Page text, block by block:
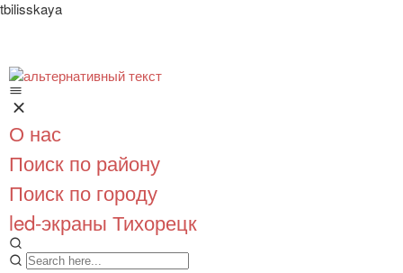
tbilisskaya
О нас
Поиск по району
Поиск по городу
led-экраны Тихорецк